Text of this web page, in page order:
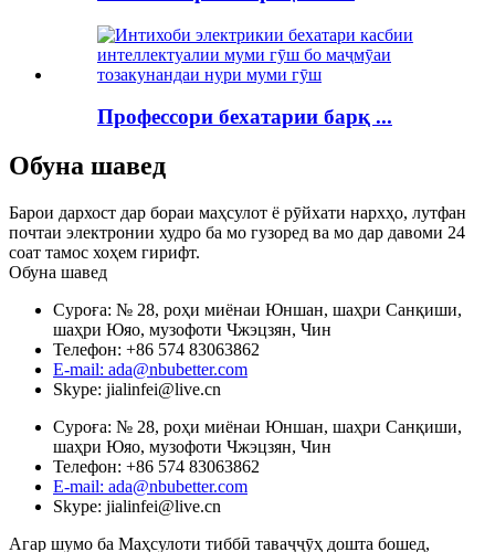
Профессори бехатарии барқ ​​...
Обуна шавед
Барои дархост дар бораи маҳсулот ё рӯйхати нархҳо, лутфан
почтаи электронии худро ба мо гузоред ва мо дар давоми 24
соат тамос хоҳем гирифт.
Обуна шавед
Суроға: № 28, роҳи миёнаи Юншан, шаҳри Санқиши,
шаҳри Юяо, музофоти Чжэцзян, Чин
Телефон: +86 574 83063862
E-mail: ada@nbubetter.com
Skype: jialinfei@live.cn
Суроға: № 28, роҳи миёнаи Юншан, шаҳри Санқиши,
шаҳри Юяо, музофоти Чжэцзян, Чин
Телефон: +86 574 83063862
E-mail: ada@nbubetter.com
Skype: jialinfei@live.cn
Агар шумо ба Маҳсулоти тиббӣ таваҷҷӯҳ дошта бошед,